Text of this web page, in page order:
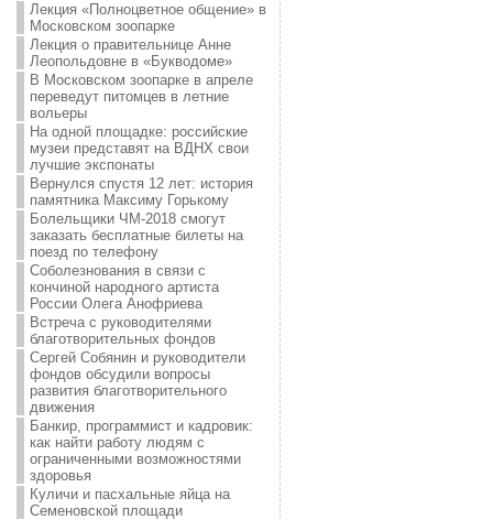
Лекция «Полноцветное общение» в
Московском зоопарке
Лекция о правительнице Анне
Леопольдовне в «Букводоме»
В Московском зоопарке в апреле
переведут питомцев в летние
вольеры
На одной площадке: российские
музеи представят на ВДНХ свои
лучшие экспонаты
Вернулся спустя 12 лет: история
памятника Максиму Горькому
Болельщики ЧМ-2018 смогут
заказать бесплатные билеты на
поезд по телефону
Соболезнования в связи с
кончиной народного артиста
России Олега Анофриева
Встреча с руководителями
благотворительных фондов
Сергей Собянин и руководители
фондов обсудили вопросы
развития благотворительного
движения
Банкир, программист и кадровик:
как найти работу людям с
ограниченными возможностями
здоровья
Куличи и пасхальные яйца на
Семеновской площади